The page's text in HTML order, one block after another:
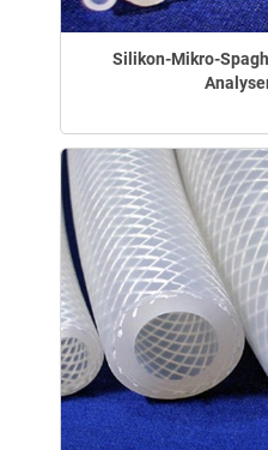
Silikon-Mikro-